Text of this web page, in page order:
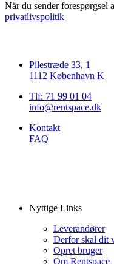
Når du sender forespørgsel
privatlivspolitik
Pilestræde 33, 1
1112 København K
Tlf: 71 99 01 04
info@rentspace.dk
Kontakt
FAQ
Nyttige Links
Leverandører
Derfor skal dit
Opret bruger
Om Rentspace